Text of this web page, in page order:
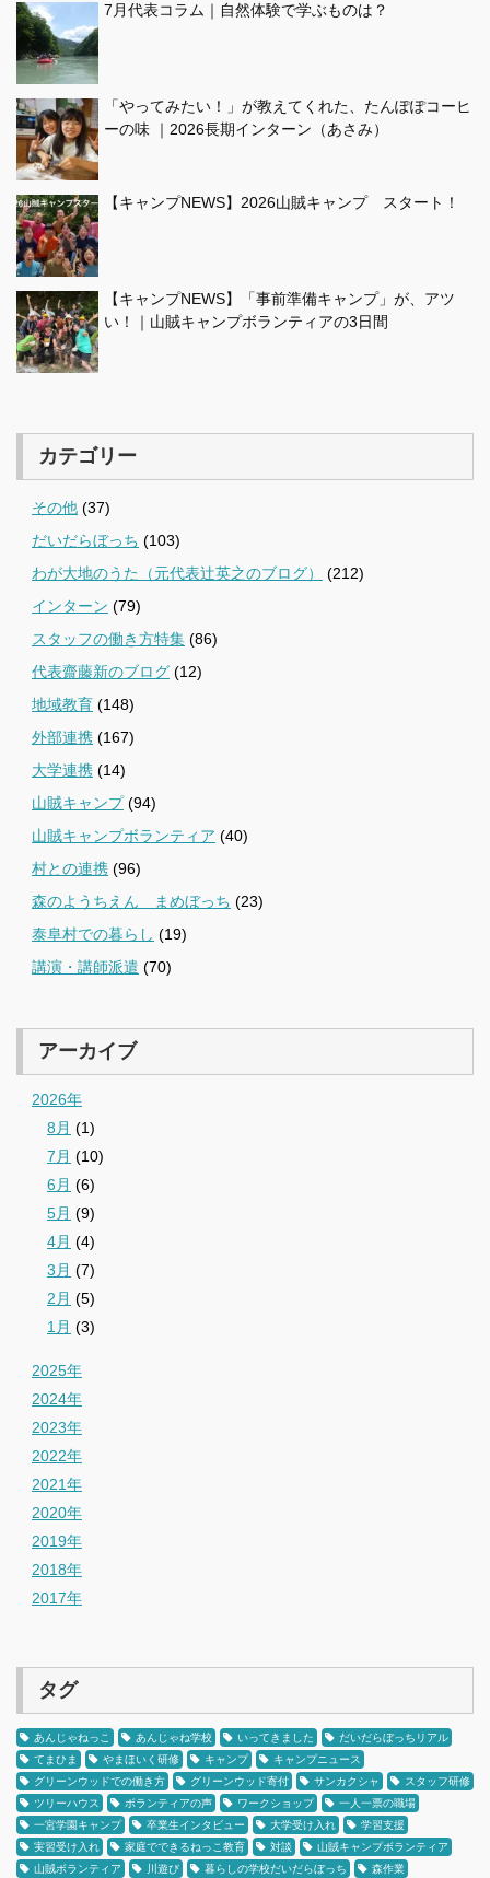
7月代表コラム｜自然体験で学ぶものは？
「やってみたい！」が教えてくれた、たんぽぽコーヒ
ーの味 ｜2026長期インターン（あさみ）
【キャンプNEWS】2026山賊キャンプ スタート！
【キャンプNEWS】「事前準備キャンプ」が、アツ
い！｜山賊キャンプボランティアの3日間
カテゴリー
その他 (37)
だいだらぼっち (103)
わが大地のうた（元代表辻英之のブログ）
(212)
インターン (79)
スタッフの働き方特集 (86)
代表齋藤新のブログ (12)
地域教育 (148)
外部連携 (167)
大学連携 (14)
山賊キャンプ(94)
山賊キャンプボランティア (40)
村との連携 (96)
森のようちえん まめぼっち (23)
泰阜村での暮らし (19)
講演・講師派遣 (70)
アーカイブ
2026年
8月 (1)
7月 (10)
6月 (6)
5月 (9)
4月 (4)
3月 (7)
2月 (5)
1月 (3)
2025年
2024年
2023年
2022年
2021年
2020年
2019年
2018年
2017年
タグ
あんじゃねっこ あんじゃね学校 いってきました
だいだらぼっちリアル
てまひま
やまほいく研修 キャンプ
キャンプニュース
グリーンウッドでの働き方
グリーンウッド寄付 サンカクシャ
スタッフ研修
ツリーハウス
ボランティアの声 ワークショップ
一人一票の職場
一宮学園キャンプ
卒業生インタビュー 大学受け入れ
学習支援
実習受け入れ
家庭でできるねっこ教育 対談
山賊キャンプボランティア
山賊ボランティア
川遊び 暮らしの学校だいだらぼっち 森作業